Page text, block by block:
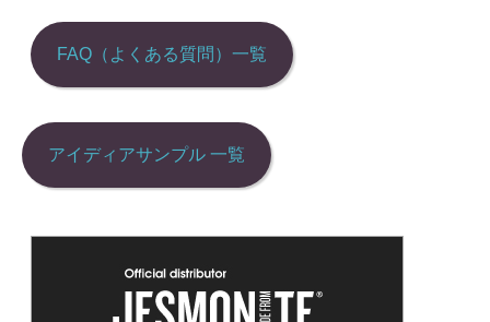
ョ
ン
FAQ（よくある質問）一覧
アイディアサンプル 一覧